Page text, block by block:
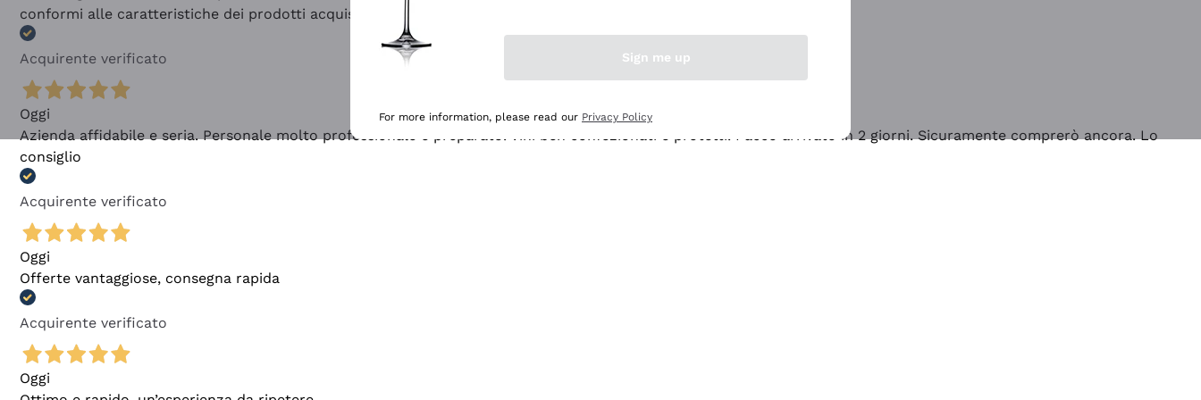
conformi alle caratteristiche dei prodotti acquistati
Acquirente verificato
Oggi
Azienda affidabile e seria. Personale molto professionale e preparato. Vini ben confezionati e protetti. Pacco arrivato in 2 giorni. Sicuramente comprerò ancora. Lo
consiglio
Acquirente verificato
Oggi
Offerte vantaggiose, consegna rapida
Acquirente verificato
Oggi
Sign me up
For more information, please read our Privacy Policy